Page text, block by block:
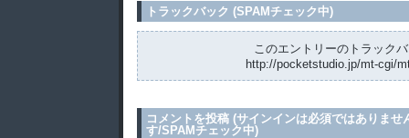
トラックバック (SPAMチェック中)
このエントリーのトラック
http://pocketstudio.jp/mt-cgi/
コメントを投稿 (サインインは必須ではありませ
す/SPAMチェック中)